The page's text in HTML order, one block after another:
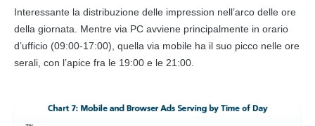
Interessante la distribuzione delle impression nell’arco delle ore
della giornata. Mentre via PC avviene principalmente in orario
d’ufficio (09:00-17:00), quella via mobile ha il suo picco nelle ore
serali, con l’apice fra le 19:00 e le 21:00.